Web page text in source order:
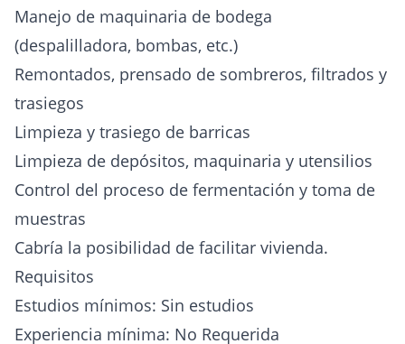
Manejo de maquinaria de bodega
(despalilladora, bombas, etc.)
Remontados, prensado de sombreros, filtrados y
trasiegos
Limpieza y trasiego de barricas
Limpieza de depósitos, maquinaria y utensilios
Control del proceso de fermentación y toma de
muestras
Cabría la posibilidad de facilitar vivienda.
Requisitos
Estudios mínimos: Sin estudios
Experiencia mínima: No Requerida